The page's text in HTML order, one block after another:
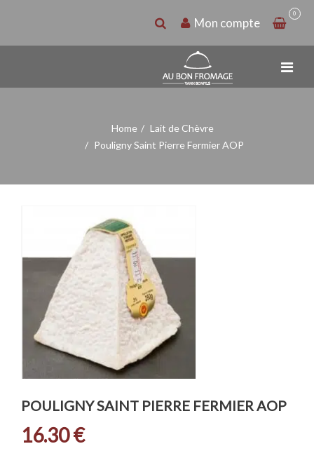
0
Mon compte
Home
Lait de Chèvre
Pouligny Saint Pierre Fermier AOP
POULIGNY SAINT PIERRE FERMIER AOP
16.30€